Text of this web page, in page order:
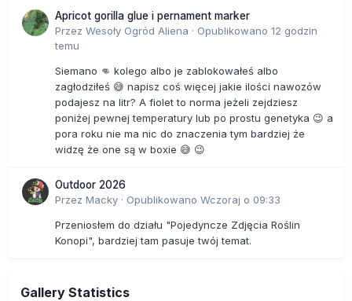
Apricot gorilla glue i pernament marker
Przez Wesoły Ogród Aliena · Opublikowano 12 godzin
temu
Siemano 👊 kolego albo je zablokowałeś albo
zagłodziłeś 😅 napisz coś więcej jakie ilości nawozów
podajesz na litr? A fiolet to norma jeżeli zejdziesz
poniżej pewnej temperatury lub po prostu genetyka 😉 a
pora roku nie ma nic do znaczenia tym bardziej że
widzę że one są w boxie 😅 😉
Outdoor 2026
Przez Macky · Opublikowano Wczoraj o 09:33
Przeniosłem do działu "Pojedyncze Zdjęcia Roślin
Konopi", bardziej tam pasuje twój temat.
Gallery Statistics